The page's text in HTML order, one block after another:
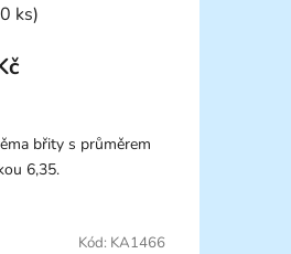
ks)
břity s průměrem
6,35.
Kód: KA1466